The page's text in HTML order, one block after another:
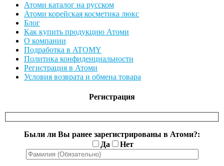
Атоми каталог на русском
Атоми корейская косметика люкс
Блог
Как купить продукцию Атоми
О компании
Подработка в ATOMY
Политика конфиденциальности
Регистрация в Атоми
Условия возврата и обмена товара
Регистрация
Были ли Вы ранее зарегистрированы в Атоми?:
Да
Нет